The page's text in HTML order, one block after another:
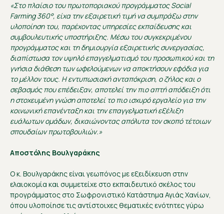
«Στο πλαίσιο του πρωτοποριακού προγράμματος Social
Farming 360°, είχα την εξαιρετική τιμή να συμπράξω στην
υλοποίηση του, παρέχοντας υπηρεσίες εκπαίδευσης και
συμβουλευτικής υποστήριξης. Μέσω του συγκεκριμένου
προγράμματος και τη δημιουργία εξαιρετικής συνεργασίας,
διαπίστωσα τον υψηλό επαγγελματισμό του προσωπικού και τη
γνήσια διάθεση των ωφελούμενων να αποκτήσουν εφόδια για
το μέλλον τους. Η εντυπωσιακή ανταπόκριση, ο ζήλος και ο
σεβασμός που επέδειξαν, αποτελεί την πιο απτή απόδειξη ότι
η στοχευμένη γνώση αποτελεί το πιο ισχυρό εργαλείο για την
κοινωνική επανένταξη και την επαγγελματική εξέλιξη
ευάλωτων ομάδων, δικαιώνοντας απόλυτα τον σκοπό τέτοιων
σπουδαίων πρωτοβουλιών.»
Αποστόλης Βουλγαράκης
Ο κ. Βουλγαράκης είναι γεωπόνος με εξειδίκευση στην
ελαιοκομία και συμμετείχε στο εκπαιδευτικό σκέλος του
προγράμματος στο Σωφρονιστικό Κατάστημα Αγιάς Χανίων,
όπου υλοποίησε τις αντίστοιχες θεματικές ενότητες γύρω